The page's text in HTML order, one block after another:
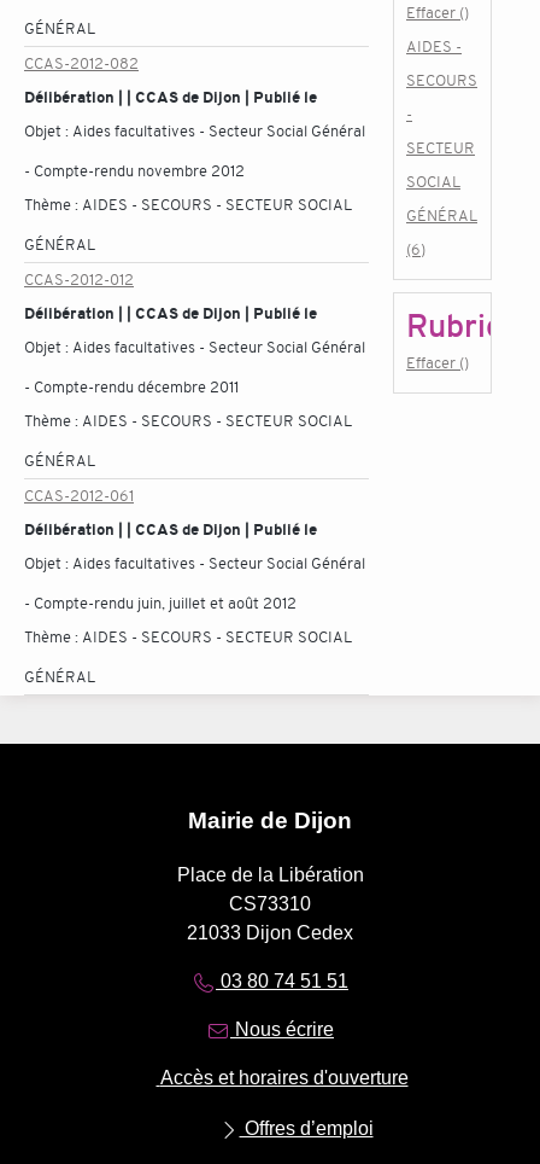
GÉNÉRAL
CCAS-2012-082
Délibération | | CCAS de Dijon | Publié le
Objet : Aides facultatives - Secteur Social Général
- Compte-rendu novembre 2012
Thème : AIDES - SECOURS - SECTEUR SOCIAL
GÉNÉRAL
CCAS-2012-012
Délibération | | CCAS de Dijon | Publié le
Objet : Aides facultatives - Secteur Social Général
- Compte-rendu décembre 2011
Thème : AIDES - SECOURS - SECTEUR SOCIAL
GÉNÉRAL
CCAS-2012-061
Délibération | | CCAS de Dijon | Publié le
Objet : Aides facultatives - Secteur Social Général
- Compte-rendu juin, juillet et août 2012
Thème : AIDES - SECOURS - SECTEUR SOCIAL
GÉNÉRAL
Effacer ()
AIDES -
SECOURS
-
SECTEUR
SOCIAL
GÉNÉRAL
(6)
Rubrique
Effacer ()
Mairie de Dijon
Place de la Libération
CS73310
21033 Dijon Cedex
03 80 74 51 51
Nous écrire
Accès et horaires d'ouverture
Offres d’emploi